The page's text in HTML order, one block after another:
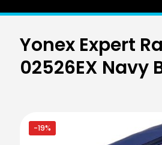
Yonex Expert
02526EX Navy
-19%